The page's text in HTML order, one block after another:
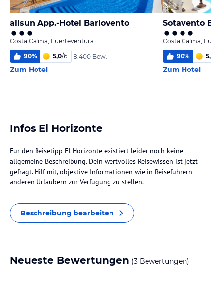
allsun App.-Hotel Barlovento
Costa Calma, Fuerteventura
90% 5,0/6 8.400 Bew.
Zum Hotel
Sotavento
Costa Calma,
90% 5,1
Zum Hotel
Infos El Horizonte
Für den Reisetipp El Horizonte existiert leider noch keine
allgemeine Beschreibung. Dein wertvolles Reisewissen ist jetzt
gefragt. Hilf mit, objektive Informationen wie in Reiseführern
anderen Urlaubern zur Verfügung zu stellen.
Beschreibung bearbeiten
Neueste Bewertungen (3 Bewertungen)